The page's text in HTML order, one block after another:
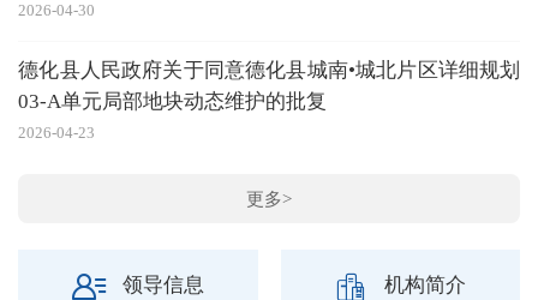
2026-04-30
德化县人民政府关于同意德化县城南•城北片区详细规划
03-A单元局部地块动态维护的批复
2026-04-23
更多>
领导信息 机构简介